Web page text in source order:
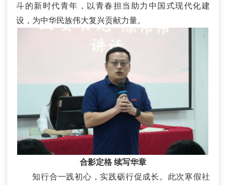
斗的新时代青年，以青春担当助力中国式现代化建
设，为中华民族伟大复兴贡献力量。
合影定格 续写华章
知行合一践初心，实践砺行促成长。此次寒假社